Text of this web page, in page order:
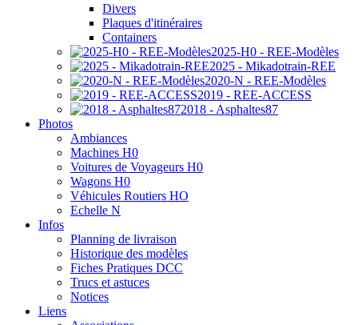
Divers
Plaques d'itinéraires
Containers
2025-H0 - REE-Modèles
2025 - Mikadotrain-REE
2020-N - REE-Modèles
2019 - REE-ACCESS
2018 - Asphaltes87
Photos
Ambiances
Machines H0
Voitures de Voyageurs H0
Wagons H0
Véhicules Routiers HO
Echelle N
Infos
Planning de livraison
Historique des modèles
Fiches Pratiques DCC
Trucs et astuces
Notices
Liens